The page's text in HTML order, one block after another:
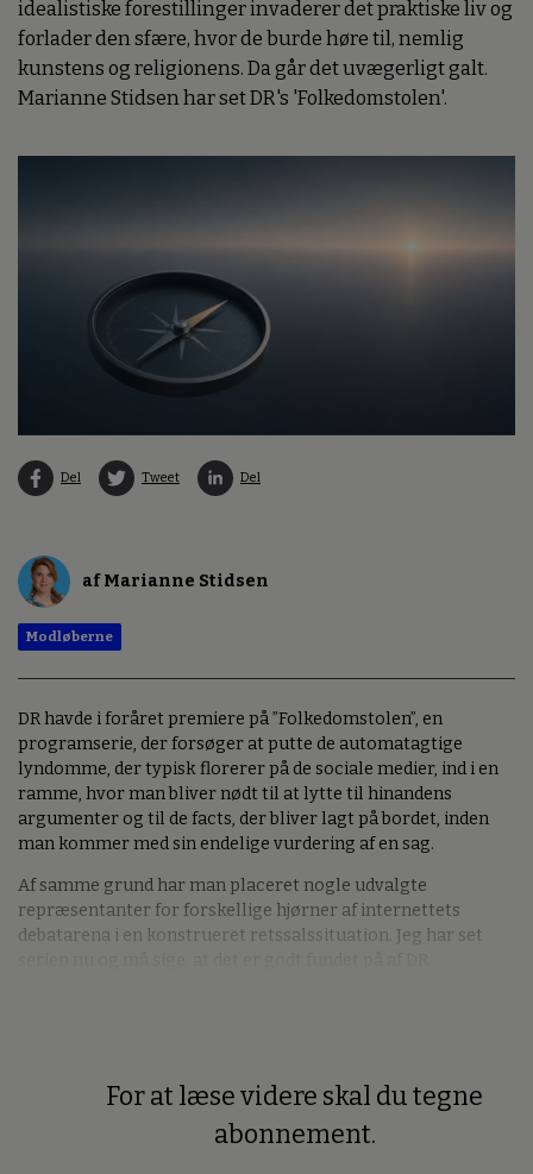
idealistiske forestillinger invaderer det praktiske liv og
forlader den sfære, hvor de burde høre til, nemlig
kunstens og religionens. Da går det uvægerligt galt.
Marianne Stidsen har set DR's 'Folkedomstolen'.
Del Tweet Del
af Marianne Stidsen
Modløberne
DR havde i foråret premiere på ”Folkedomstolen”, en
programserie, der forsøger at putte de automatagtige
lyndomme, der typisk florerer på de sociale medier, ind i en
ramme, hvor man bliver nødt til at lytte til hinandens
argumenter og til de facts, der bliver lagt på bordet, inden
man kommer med sin endelige vurdering af en sag.
Af samme grund har man placeret nogle udvalgte
repræsentanter for forskellige hjørner af internettets
debatarena i en konstrueret retssalssituation. Jeg har set
For at læse videre skal du tegne
abonnement.